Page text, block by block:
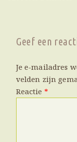
Geef een
Je e-mailadres
velden zijn
Reactie *